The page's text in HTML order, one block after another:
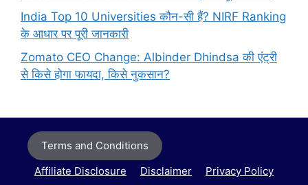
India Top 10 Universities कौन-सी हैं? NIRF Ranking
के आधार पर पूरी जानकारी
Zomato CEO Change: Albinder Dhindsa की एंट्री
से किसे होगा फायदा, किसे नुकसान?
Terms and Conditions
Affiliate Disclosure
Disclaimer Privacy Policy